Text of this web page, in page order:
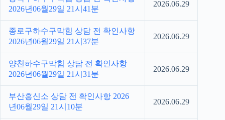
2026년06월29일 21시41분
2026.06.29
종로구하수구막힘 상담 전 확인사항
2026년06월29일 21시37분
2026.06.29
양천하수구막힘 상담 전 확인사항
2026년06월29일 21시31분
2026.06.29
부산흥신소 상담 전 확인사항 2026
년06월29일 21시10분
2026.06.29